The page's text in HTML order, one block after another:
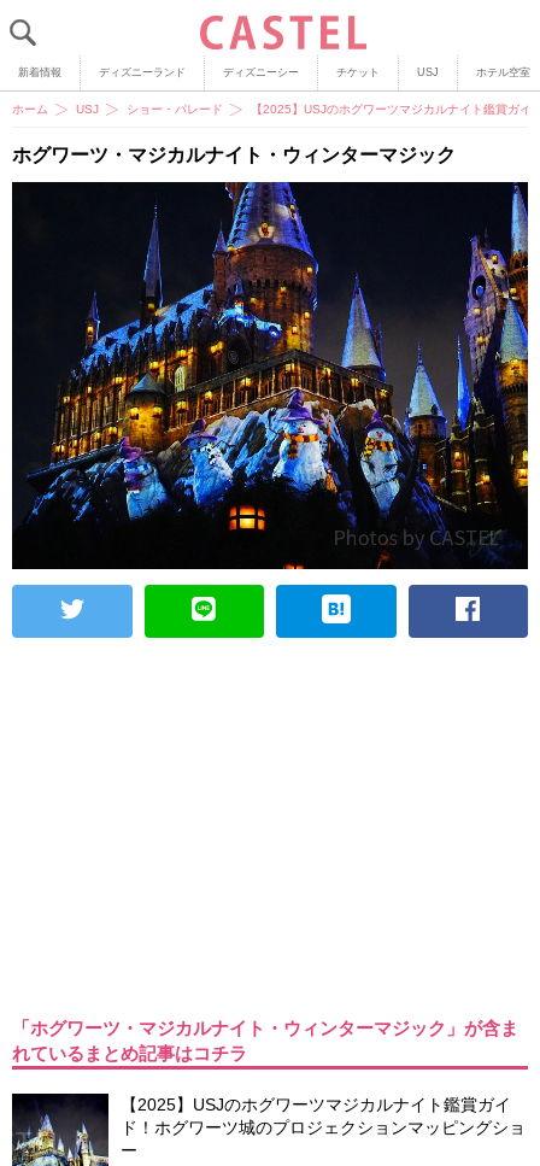
新着情報 ディズニーランド ディズニーシー チケット USJ ホテル空室
ホーム USJ ショー・パレード 【2025】USJのホグワーツマジカルナイト鑑賞ガ
ホグワーツ・マジカルナイト・ウィンターマジック
「ホグワーツ・マジカルナイト・ウィンターマジック」が含ま
れているまとめ記事はコチラ
【2025】USJのホグワーツマジカルナイト鑑賞ガイ
ド！ホグワーツ城のプロジェクションマッピングショ
ー